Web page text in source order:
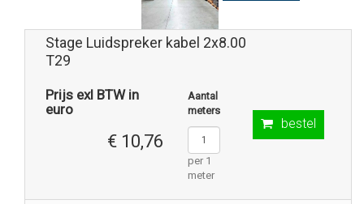
Stage Luidspreker kabel 2x8.00
T29
Prijs exl BTW in
euro
€ 10,76
Aantal
meters
per 1
meter
bestel